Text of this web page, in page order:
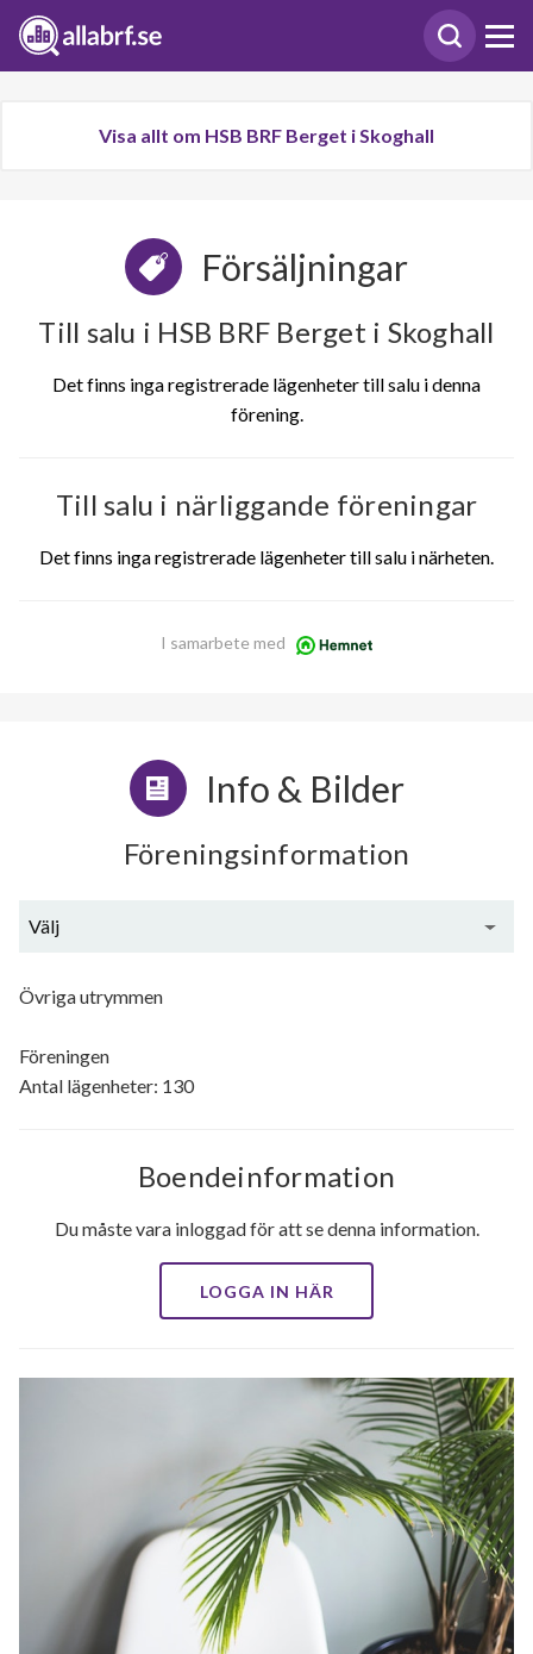
Visa allt om HSB BRF Berget i Skoghall
Försäljningar
Till salu i HSB BRF Berget i Skoghall
Det finns inga registrerade lägenheter till salu i denna
förening.
Till salu i närliggande föreningar
Det finns inga registrerade lägenheter till salu i närheten.
I samarbete med
Info & Bilder
Föreningsinformation
Välj
Övriga utrymmen
Föreningen
Antal lägenheter: 130
Boendeinformation
Du måste vara inloggad för att se denna information.
LOGGA IN HÄR